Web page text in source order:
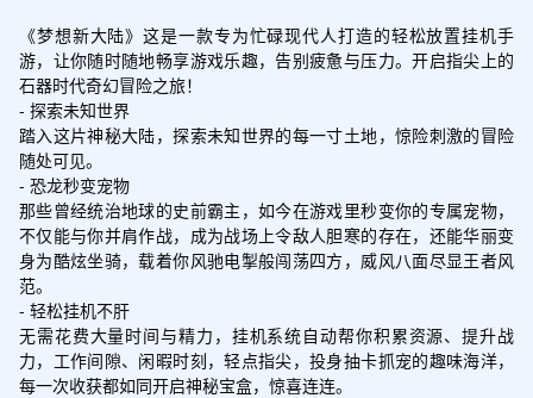
《梦想新大陆》这是一款专为忙碌现代人打造的轻松放置挂机手
游，让你随时随地畅享游戏乐趣，告别疲惫与压力。开启指尖上的
石器时代奇幻冒险之旅！
- 探索未知世界
踏入这片神秘大陆，探索未知世界的每一寸土地，惊险刺激的冒险
随处可见。
- 恐龙秒变宠物
那些曾经统治地球的史前霸主，如今在游戏里秒变你的专属宠物，
不仅能与你并肩作战，成为战场上令敌人胆寒的存在，还能华丽变
身为酷炫坐骑，载着你风驰电掣般闯荡四方，威风八面尽显王者风
范。
- 轻松挂机不肝
无需花费大量时间与精力，挂机系统自动帮你积累资源、提升战
力，工作间隙、闲暇时刻，轻点指尖，投身抽卡抓宠的趣味海洋，
每一次收获都如同开启神秘宝盒，惊喜连连。